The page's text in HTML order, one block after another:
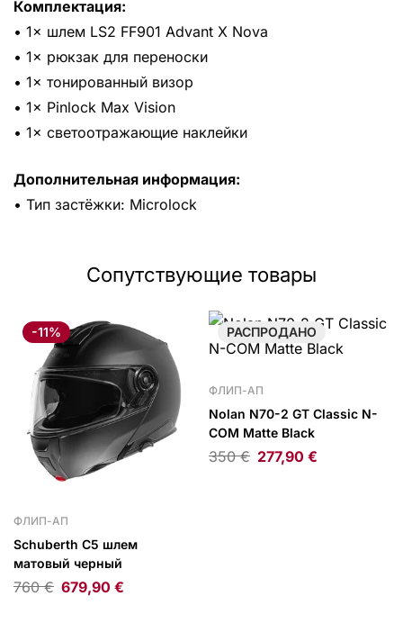
Комплектация:
• 1× шлем LS2 FF901 Advant X Nova
• 1× рюкзак для переноски
• 1× тонированный визор
• 1× Pinlock Max Vision
• 1× светоотражающие наклейки
Дополнительная информация:
• Тип застёжки: Microlock
Сопутствующие товары
-11%
ФЛИП-АП
Schuberth C5 шлем
матовый черный
760€ 679,90 €
РАСПРОДАНО
ФЛИП-АП
Nolan N70-2 GT Classic N-
COM Matte Black
350€ 277,90 €